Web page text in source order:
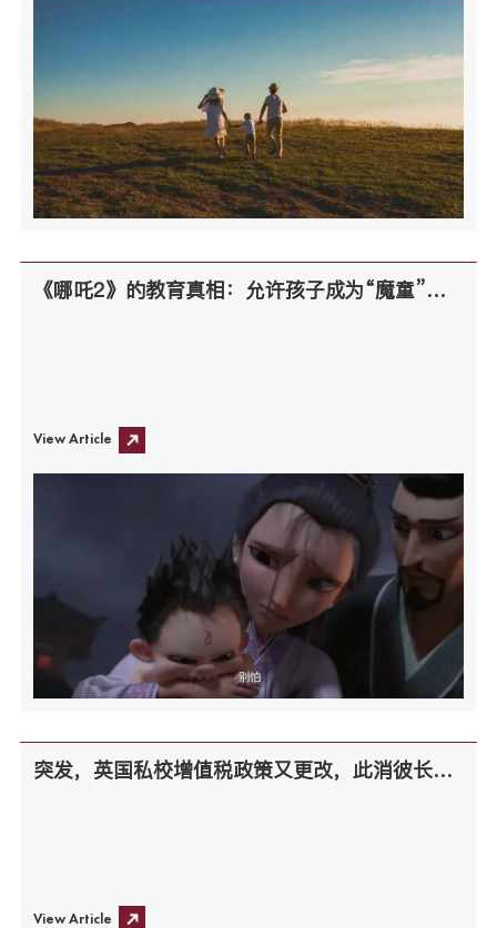
《哪吒2》的教育真相：允许孩子成为“魔童”，才是父母的最好的托举
View Article
突发，英国私校增值税政策又更改，此消彼长下哪些学生可豁免？
View Article